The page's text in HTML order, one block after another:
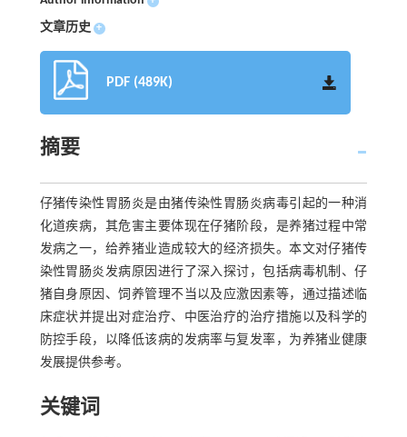
文章历史 +
PDF (489K)
摘要
仔猪传染性胃肠炎是由猪传染性胃肠炎病毒引起的一种消
化道疾病，其危害主要体现在仔猪阶段，是养猪过程中常
发病之一，给养猪业造成较大的经济损失。本文对仔猪传
染性胃肠炎发病原因进行了深入探讨，包括病毒机制、仔
猪自身原因、饲养管理不当以及应激因素等，通过描述临
床症状并提出对症治疗、中医治疗的治疗措施以及科学的
防控手段，以降低该病的发病率与复发率，为养猪业健康
发展提供参考。
关键词